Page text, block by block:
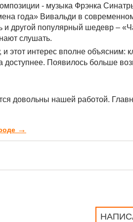
- музыка Фрэнка
года» Вивальди в
и другой популярный шедевр –
слушать.
этот интерес вполне объясним:
доступнее. Появилось больше
довольны нашей работой.
→